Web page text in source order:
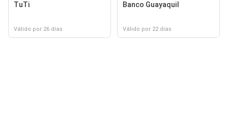
TuTi
Válido por 26 días
Banco Guayaquil
Válido por 22 días